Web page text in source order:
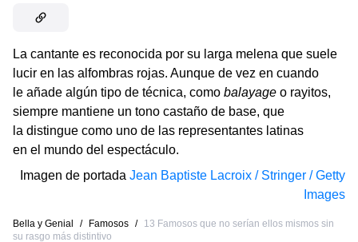
La cantante es reconocida por su larga melena que suele
lucir en las alfombras rojas. Aunque de vez en cuando
le añade algún tipo de técnica, como balayage o rayitos,
siempre mantiene un tono castaño de base, que
la distingue como uno de las representantes latinas
en el mundo del espectáculo.
Imagen de portada Jean Baptiste Lacroix / Stringer / Getty
Images
Bella y Genial / Famosos /
13 Famosos que no serían ellos mismos sin
su rasgo más distintivo